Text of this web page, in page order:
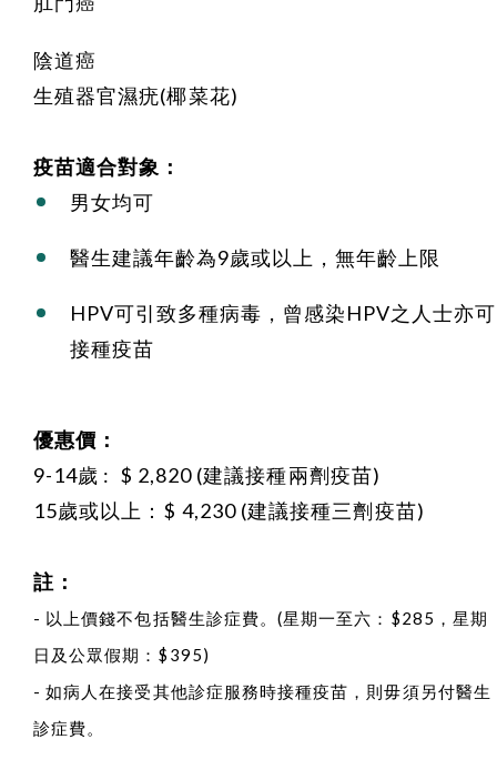
陰道癌
生殖器官濕疣(椰菜花)
疫苗適合對象：
男女均可
醫生建議年齡為9歲或以上，無年齡上限
HPV可引致多種病毒，曾感染HPV之人士亦可
接種疫苗
優惠價：
9-14歲 : $ 2,820 (建議接種兩劑疫苗)
15歲或以上：$ 4,230 (建議接種三劑疫苗)
註：
- 以上價錢不包括醫生診症費。(星期一至六：$285，星期
日及公眾假期：$395)
- 如病人在接受其他診症服務時接種疫苗，則毋須另付醫生
診症費。